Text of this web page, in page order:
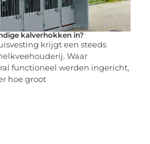
kalverhokken in?
krijgt een steeds
Waar
functioneel werden ingericht,
hoe groot